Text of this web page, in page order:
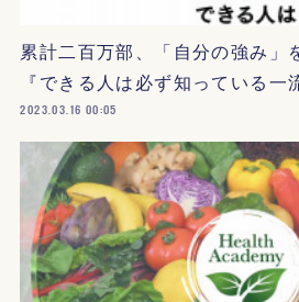
累計二百万部、「自分の強み」
『できる人は必ず知っている一
2023.03.16 00:05